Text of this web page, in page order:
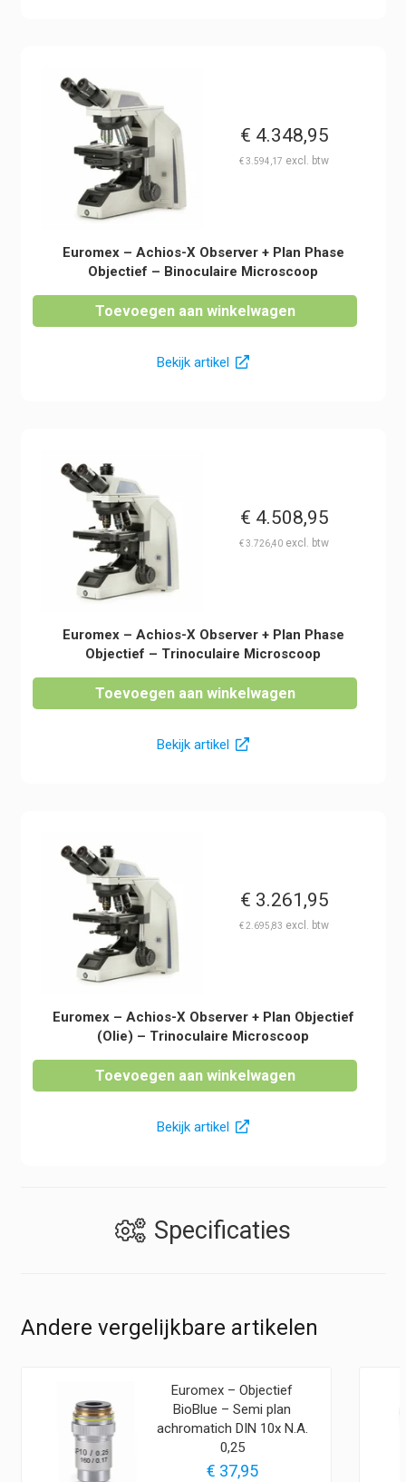
€ 4.348,95
€3.594,17
Euromex – Achios-X Observer + Plan Phase
Objectief – Binoculaire Microscoop
Toevoegen aan winkelwagen
Bekijk artikel
€ 4.508,95
€3.726,40
Euromex – Achios-X Observer + Plan Phase
Objectief – Trinoculaire Microscoop
Toevoegen aan winkelwagen
Bekijk artikel
€ 3.261,95
€2.695,83
Euromex – Achios-X Observer + Plan Objectief
(Olie) – Trinoculaire Microscoop
Toevoegen aan winkelwagen
Bekijk artikel
Specificaties
Andere vergelijkbare artikelen
Euromex – Objectief
BioBlue – Semi plan
achromatich DIN 10x N.A.
0,25
€ 37,95